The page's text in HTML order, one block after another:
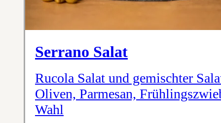
Serrano Salat
Rucola Salat und gemischter
Oliven, Parmesan,
Wahl